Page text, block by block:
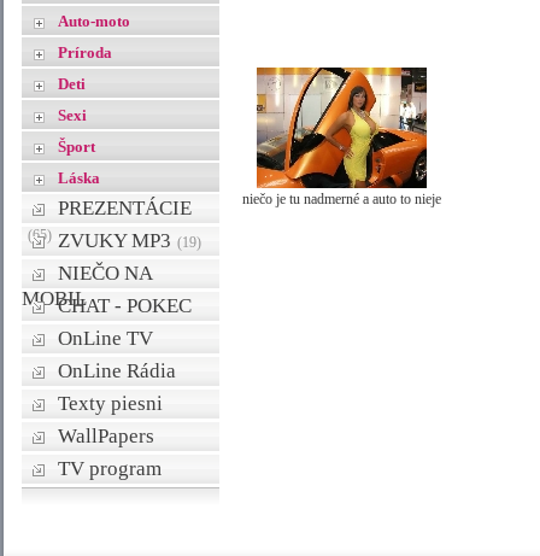
Auto-moto
Príroda
Deti
Sexi
Šport
Láska
PREZENTÁCIE
(65) ZVUKY MP3 (19)
NIEČO NA
MOBILCHAT - POKEC
OnLine TV
OnLine Rádia
Texty piesni
WallPapers
TV program
niečo je tu nadmerné a auto to nieje